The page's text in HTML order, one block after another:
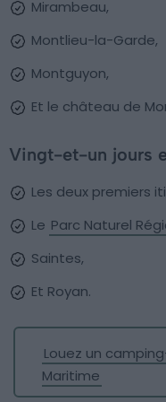
Mirambeau,
Montlieu-la-Garde,
Montguyon,
Et le château de
Vingt-et-un jours
Les deux premiers
Le Parc Naturel
Saintes,
Et Royan.
Louez un
Maritime